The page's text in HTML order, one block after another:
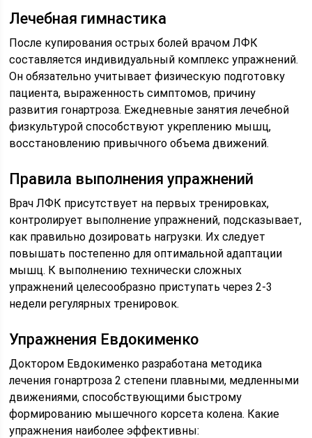
Лечебная гимнастика
После купирования острых болей врачом ЛФК
составляется индивидуальный комплекс упражнений.
Он обязательно учитывает физическую подготовку
пациента, выраженность симптомов, причину
развития гонартроза. Ежедневные занятия лечебной
физкультурой способствуют укреплению мышц,
восстановлению привычного объема движений.
Правила выполнения упражнений
Врач ЛФК присутствует на первых тренировках,
контролирует выполнение упражнений, подсказывает,
как правильно дозировать нагрузки. Их следует
повышать постепенно для оптимальной адаптации
мышц. К выполнению технически сложных
упражнений целесообразно приступать через 2-3
недели регулярных тренировок.
Упражнения Евдокименко
Доктором Евдокименко разработана методика
лечения гонартроза 2 степени плавными, медленными
движениями, способствующими быстрому
формированию мышечного корсета колена. Какие
упражнения наиболее эффективны: